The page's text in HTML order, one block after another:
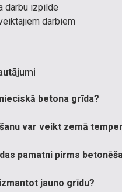
darbu izpilde
darbiem
betona grīda?
var veikt zemā
pamatni pirms
jauno grīdu?